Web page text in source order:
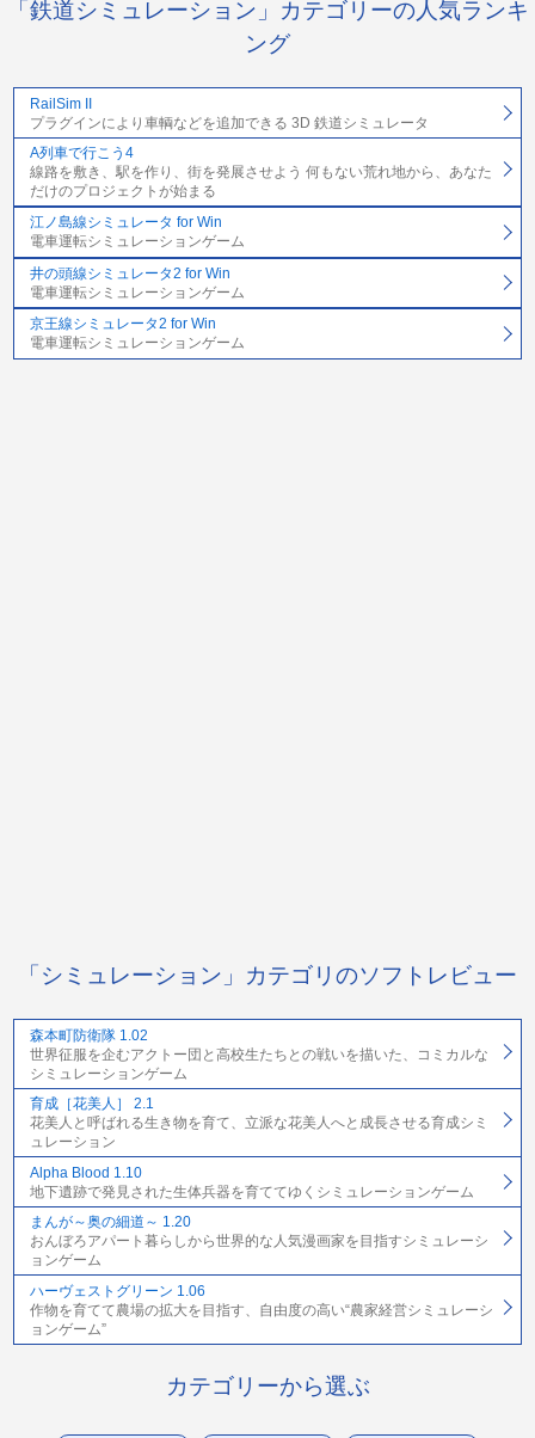
「鉄道シミュレーション」カテゴリーの人気ランキ
ング
RailSim II
プラグインにより車輌などを追加できる 3D 鉄道シミュレータ
A列車で行こう4
線路を敷き、駅を作り、街を発展させよう 何もない荒れ地から、あなた
だけのプロジェクトが始まる
江ノ島線シミュレータ for Win
電車運転シミュレーションゲーム
井の頭線シミュレータ2 for Win
電車運転シミュレーションゲーム
京王線シミュレータ2 for Win
電車運転シミュレーションゲーム
「シミュレーション」カテゴリのソフトレビュー
森本町防衛隊 1.02
世界征服を企むアクトー団と高校生たちとの戦いを描いた、コミカルな
シミュレーションゲーム
育成［花美人］ 2.1
花美人と呼ばれる生き物を育て、立派な花美人へと成長させる育成シミ
ュレーション
Alpha Blood 1.10
地下遺跡で発見された生体兵器を育ててゆくシミュレーションゲーム
まんが～奥の細道～ 1.20
おんぼろアパート暮らしから世界的な人気漫画家を目指すシミュレーシ
ョンゲーム
ハーヴェストグリーン 1.06
作物を育てて農場の拡大を目指す、自由度の高い“農家経営シミュレーシ
ョンゲーム”
カテゴリーから選ぶ